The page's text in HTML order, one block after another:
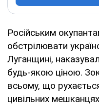
Російським
обстрілювати
Луганщині,
будь-якою ціною.
всьому, що
цивільних